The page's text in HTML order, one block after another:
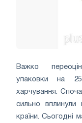
Важко
упаковки на
харчування.
сильно вплинули
країни. Сьогодні